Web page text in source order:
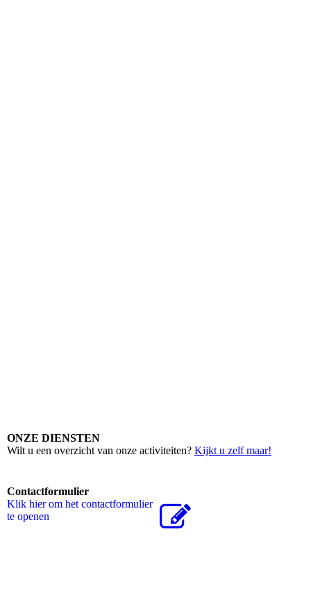
ONZE DIENSTEN
Wilt u een overzicht van onze activiteiten? Kijkt u zelf maar!
Contactformulier
Klik hier om het contactformulier
te openen